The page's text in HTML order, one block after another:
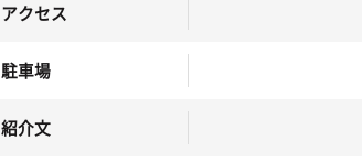
アクセス
駐車場
紹介文